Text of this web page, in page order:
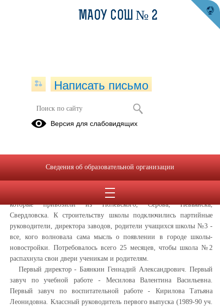
История школы
управлению. Прорабом был назначен дисциплинированный,
ответственный специалист Никитин Владимир Васильевич. Здание
строилось из специальных железобетонных панелей и блоков,
которые привозили из Полевского, Серова, Невьянска,
Свердловска. К строительству школы подключились партийные
руководители, директора заводов, родители учащихся школы №3 -
все, кого волновала сама мысль о появлении в городе школы-
новостройки. Потребовалось всего 25 месяцев, чтобы школа №2
распахнула свои двери ученикам и родителям.
Первый директор - Баянкин Геннадий Александрович. Первый
завуч по учебной работе - Месилова Валентина Васильевна.
Первый завуч по воспитательной работе - Кирилова Татьяна
Леонидовна. Классный руководитель первого выпуска (1989-90 уч.
МАОУ СОШ № 2
Написать письмо
Версия для слабовидящих
Сведения об образовательной организации